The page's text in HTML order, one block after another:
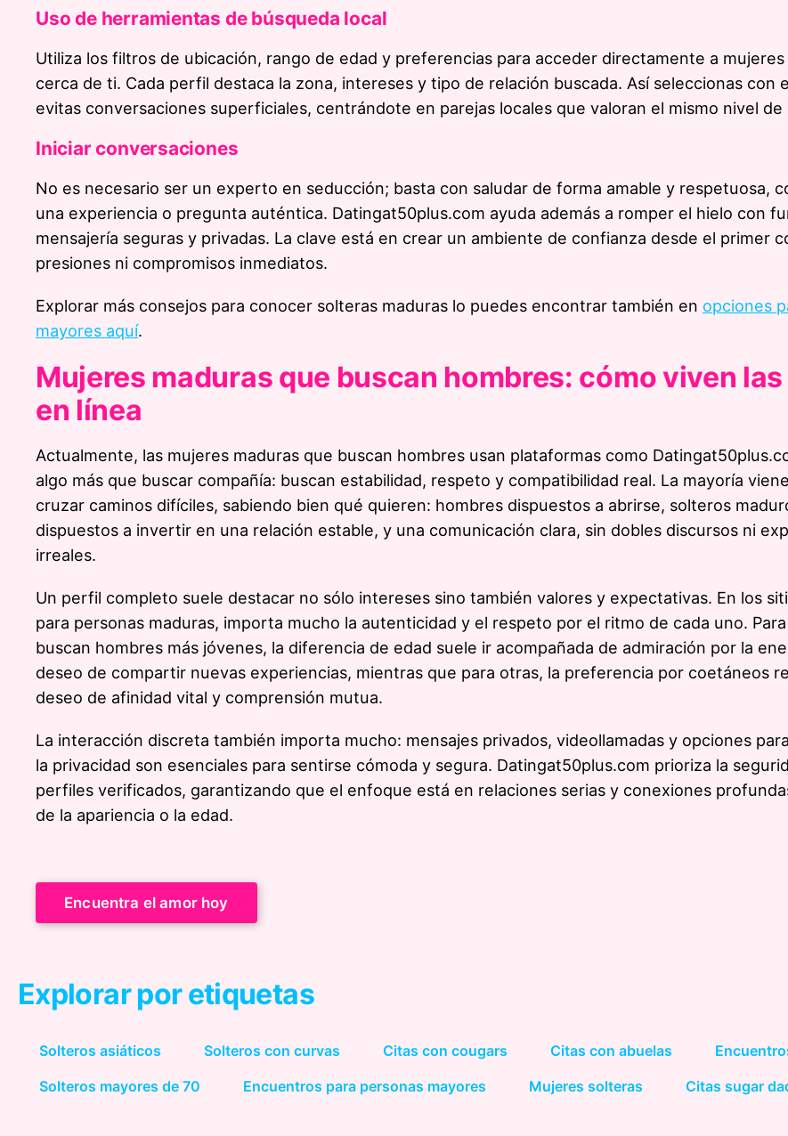
Uso de herramientas de búsqueda local
Utiliza los filtros de ubicación, rango de edad y preferencias para acceder directamente a
cerca de ti. Cada perfil destaca la zona, intereses y tipo de relación buscada. Así seleccionas con
evitas conversaciones superficiales, centrándote en parejas locales que valoran el mismo nivel de
Iniciar conversaciones
No es necesario ser un experto en seducción; basta con saludar de forma amable y respetuosa,
una experiencia o pregunta auténtica. Datingat50plus.com ayuda además a romper el hielo con
mensajería seguras y privadas. La clave está en crear un ambiente de confianza desde el primer
presiones ni compromisos inmediatos.
Explorar más consejos para conocer solteras maduras lo puedes encontrar también en opciones
mayores aquí.
Mujeres maduras que buscan hombres: cómo viven
en línea
Actualmente, las mujeres maduras que buscan hombres usan plataformas como
algo más que buscar compañía: buscan estabilidad, respeto y compatibilidad real. La mayoría
cruzar caminos difíciles, sabiendo bien qué quieren: hombres dispuestos a abrirse, solteros
dispuestos a invertir en una relación estable, y una comunicación clara, sin dobles discursos ni
irreales.
Un perfil completo suele destacar no sólo intereses sino también valores y expectativas. En los
para personas maduras, importa mucho la autenticidad y el respeto por el ritmo de cada uno.
buscan hombres más jóvenes, la diferencia de edad suele ir acompañada de admiración por la
deseo de compartir nuevas experiencias, mientras que para otras, la preferencia por coetáneos
deseo de afinidad vital y comprensión mutua.
La interacción discreta también importa mucho: mensajes privados, videollamadas y opciones
la privacidad son esenciales para sentirse cómoda y segura. Datingat50plus.com prioriza la
perfiles verificados, garantizando que el enfoque está en relaciones serias y conexiones
de la apariencia o la edad.
Encuentra el amor hoy
Explorar por etiquetas
Solteros asiáticos Solteros con curvas Citas con cougars Citas con abuelas
Solteros mayores de 70
Encuentros para personas mayores Mujeres solteras Citas sugar